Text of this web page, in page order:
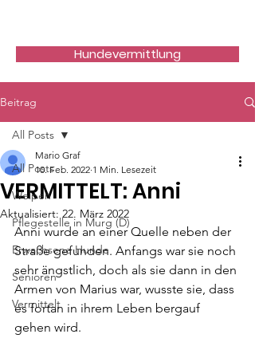
Hundevermittlung
Beitrag
All Posts
Welpen
Pflegestelle in Murg (D)
Erwachsene Hunde
Senioren
Vermittelt
All Posts
VERMITTELT: Anni
Mario Graf
10. Feb. 2022 1 Min. Lesezeit
Aktualisiert: 22. März 2022
Anni wurde an einer Quelle neben der
Straße gefunden. Anfangs war sie noch
sehr ängstlich, doch als sie dann in den
Armen von Marius war, wusste sie, dass
es fortan in ihrem Leben bergauf
gehen wird.